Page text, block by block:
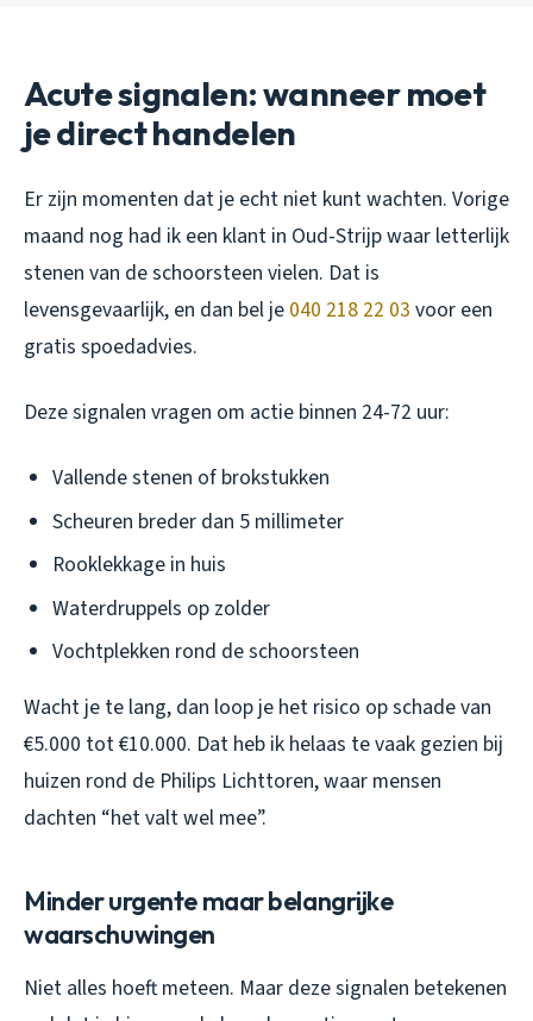
Acute signalen: wanneer moet
je direct handelen
Er zijn momenten dat je echt niet kunt wachten. Vorige
maand nog had ik een klant in Oud-Strijp waar letterlijk
stenen van de schoorsteen vielen. Dat is
levensgevaarlijk, en dan bel je 040 218 22 03 voor een
gratis spoedadvies.
Deze signalen vragen om actie binnen 24-72 uur:
Vallende stenen of brokstukken
Scheuren breder dan 5 millimeter
Rooklekkage in huis
Waterdruppels op zolder
Vochtplekken rond de schoorsteen
Wacht je te lang, dan loop je het risico op schade van
€5.000 tot €10.000. Dat heb ik helaas te vaak gezien bij
huizen rond de Philips Lichttoren, waar mensen
dachten “het valt wel mee”.
Minder urgente maar belangrijke
waarschuwingen
Niet alles hoeft meteen. Maar deze signalen betekenen